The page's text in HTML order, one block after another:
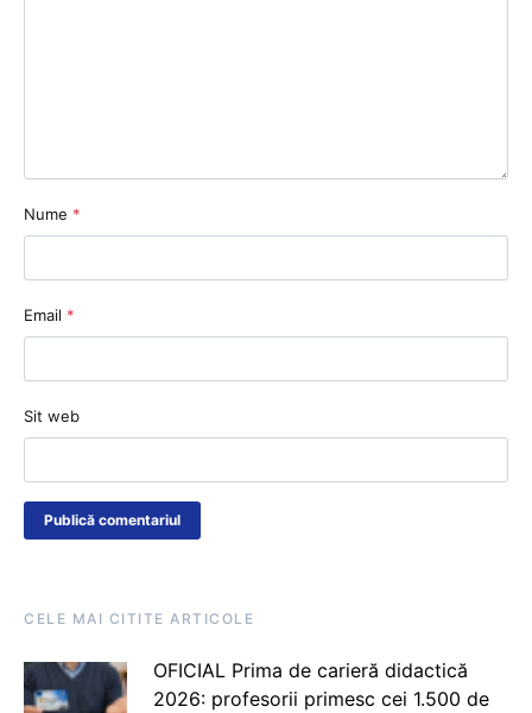
Nume *
Email *
Sit web
CELE MAI CITITE ARTICOLE
OFICIAL Prima de carieră didactică
2026: profesorii primesc cei 1.500 de